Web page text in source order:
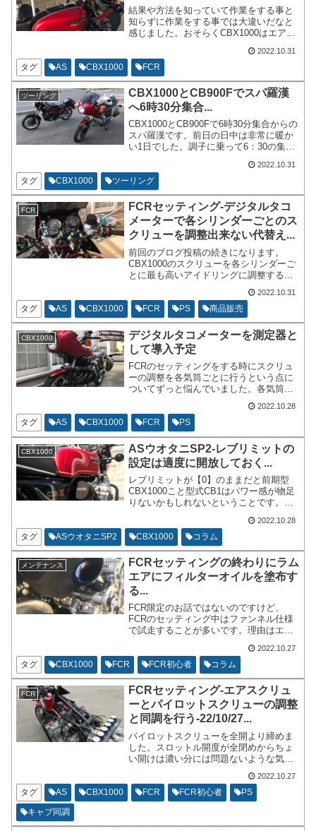
結果や方法を知っていて作業をする事と
知らずに作業をする事では大違いだなと
感じました。おそらくCBX1000はエアス
います。車輌の特性として1気筒でもアイ
ドリングが最大値にあると回転数が上下
しにくいのだと思います。
2022.10.31
タグ AS CBX1000 FCR
ツーリング
CBX1000とCB900Fでスパ羅漢
へ6時30分集合...
CBX1000とCB900Fで6時30分集合からの
スパ羅漢です。前日の日中は非常に暖か
い1日でした。調子に乗って6：30の集合
らバイクの準備をしていたのですが、気
温は2度でした。多分、皆様も前日暖かっ
たので、早目の待ち合わせにしたのでし
ょう。
2022.10.31
タグ CBX1000 ツーリング
FCR
FCRセッティング-デジタルタコ
メーターで各シリンダーごとのス
クリューを調整出来ない代替え...
前回のブログ投稿の続きになります。
CBX1000のスクリューを各シリンダーご
とに最も高いアイドリングに調整すると
りづらいので後付けのデジタルタコメー
ターを測定器的に設置してトライしてい
ます。
2022.10.31
タグ AS CBX1000 FCR PS 商品販売
CBX1000
デジタルタコメーターを測定器と
して導入予定
FCRのセッティングをする時にスクリュ
ーの調整を各気筒ごとに行うという点に
ついてずっと悩んでいました。各気筒ご
うやっても判定出来ませんでした。スク
リューを回してアイドリングが高まった
所から1/4締めるというような表現です。
はっきり言って分かりません。
2022.10.28
タグ AS CBX1000 FCR PS
CBX1000
ASウオタニSP2-レブリミットの
設定は適度に開放しておく...
レブリミットが【0】のままだと前期型
CBX1000こと型式CB1はパワー感が物足
りないかもしれないということです。タ
9000から11000までとなっています。低
速ギヤの時は割と簡単にレッドゾーンま
で吹け上がるプラス6000回転以降位がパ
ワー感のあるようなエンジンです。
2022.10.28
タグ ASウオタニSP2 CBX1000 コラム
メンテナンス
FCRセッティングの終わりにラム
エアにフィルターオイルを塗布す
る...
FCR限定のお話ではないのですけど、
FCRのセッティング中はファンネル仕様
で試走することが多いです。理由はエア
ーを着脱するのが手間だからです。ちな
みにラムエアフィルターですが、オイル
を塗布した状態で装着して走行しても、
セッティングに影響があるようには思え
ません。
2022.10.27
タグ CBX1000 FCR FCR初心者 コラム
FCR
FCRセッティング-エアスクリュ
ーとパイロットスクリューの調整
と同調を行う-22/10/27...
パイロットスクリューを全開より締めま
した。スロットル開度が全閉めからちょ
い開けは濃い分には問題ないような気が
い物ではないので、エンジンが温まって
いる状態で空燃比が13.0を切る位にして
います。
2022.10.27
タグ AS CBX1000 FCR FCR初心者
PS
キャブ同調